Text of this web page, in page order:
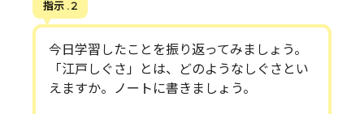
指示 . 2
今日学習したことを振り返ってみましょう。
「江戸しぐさ」とは、どのようなしぐさとい
えますか。ノートに書きましょう。